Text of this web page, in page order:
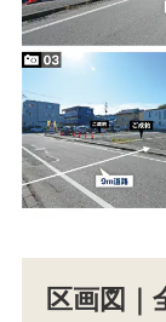
区画図｜